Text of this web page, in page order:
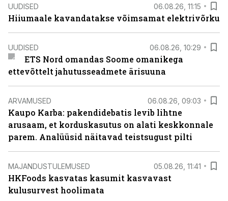
UUDISED 06.08.26, 11:15
Hiiumaale kavandatakse võimsamat elektrivõrku
UUDISED 06.08.26, 10:29
ETS Nord omandas Soome omanikega
ettevõttelt jahutusseadmete ärisuuna
ARVAMUSED 06.08.26, 09:03
Kaupo Karba: pakendidebatis levib lihtne
arusaam, et korduskasutus on alati keskkonnale
parem. Analüüsid näitavad teistsugust pilti
MAJANDUSTULEMUSED 05.08.26, 11:41
HKFoods kasvatas kasumit kasvavast
kulusurvest hoolimata